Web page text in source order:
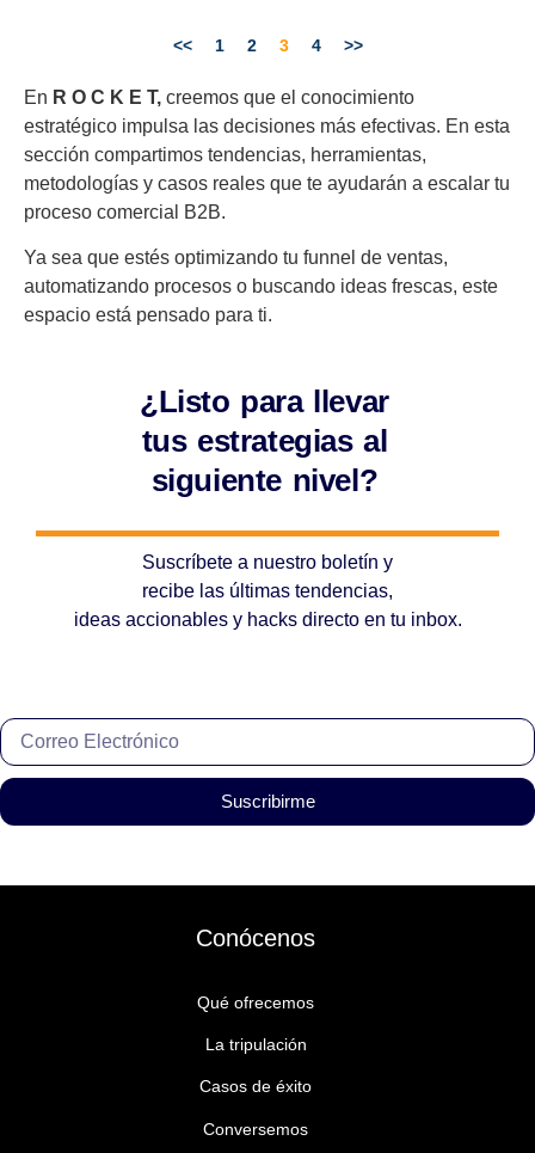
<< 1 2 3 4 >>
En R O C K E T, creemos que el conocimiento
estratégico impulsa las decisiones más efectivas. En esta
sección compartimos tendencias, herramientas,
metodologías y casos reales que te ayudarán a escalar tu
proceso comercial B2B.
Ya sea que estés optimizando tu funnel de ventas,
automatizando procesos o buscando ideas frescas, este
espacio está pensado para ti.
¿Listo para llevar
tus estrategias al
siguiente nivel?
Suscríbete a nuestro boletín y
recibe las últimas tendencias,
ideas accionables y hacks directo en tu inbox.
Suscribirme
Conócenos
Qué ofrecemos
La tripulación
Casos de éxito
Conversemos